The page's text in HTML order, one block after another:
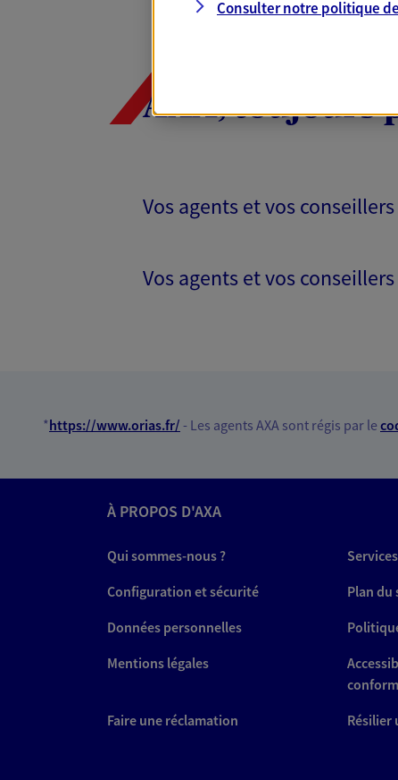
AXA, toujours
Vos agents et vos
Vos agents et vos
*https://www.orias.fr/ - Les agents AXA sont régis par le
À PROPOS D'AXA
Qui sommes-nous ?
Configuration et sécurité
Plan du
Données personnelles
Mentions légales
Faire une réclamation
Résilier
Consulter notre politique de